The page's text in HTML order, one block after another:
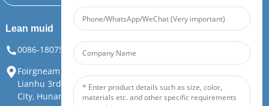
Lean muid
0086-18075108880
info@feiboer.com.cn
Foirgneamh 1, Ard-Mhéara Zhongjianbaobao, Uimh. 30,
Lianhu 3rd Road, Tianding Street, Yuelu District, Changsha
City, Hunan Province